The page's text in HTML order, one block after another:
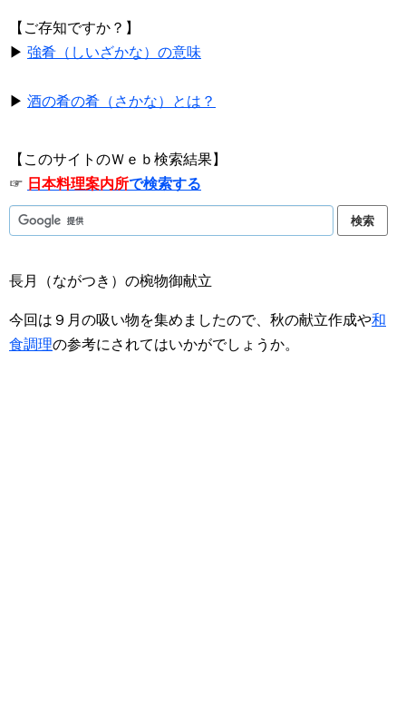
【ご存知ですか？】
▶ 強肴（しいざかな）の意味
▶ 酒の肴の肴（さかな）とは？
【このサイトのＷｅｂ検索結果】
☞ 日本料理案内所で検索する
長月（ながつき）の椀物御献立
今回は９月の吸い物を集めましたので、秋の献立作成や和
食調理の参考にされてはいかがでしょうか。